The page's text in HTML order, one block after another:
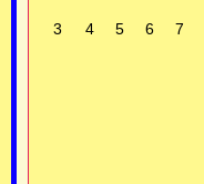
3 4 5 6 7